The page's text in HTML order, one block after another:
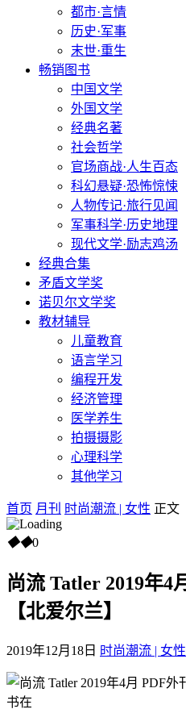
都市·言情
历史·军事
末世·重生
畅销图书
中国文学
外国文学
经典名著
社会哲学
官场商战·人生百态
科幻悬疑·恐怖惊悚
人物传记·旅行见闻
军事科学·历史地理
现代文学·励志鸡汤
经典合集
矛盾文学奖
诺贝尔文学奖
教材辅导
儿童教育
语言学习
编程开发
经济管理
医学养生
拍摄摄影
心理科学
其他学习
首页 月刊 时尚潮流 | 女性 正文
◆◆0
尚流 Tatler 2019年4
【北爱尔兰】
2019年12月18日 时尚潮流 | 女性